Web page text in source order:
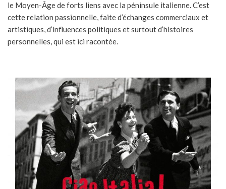
le Moyen-Âge de forts liens avec la péninsule italienne. C’est
cette relation passionnelle, faite d’échanges commerciaux et
artistiques, d’influences politiques et surtout d’histoires
personnelles, qui est ici racontée.